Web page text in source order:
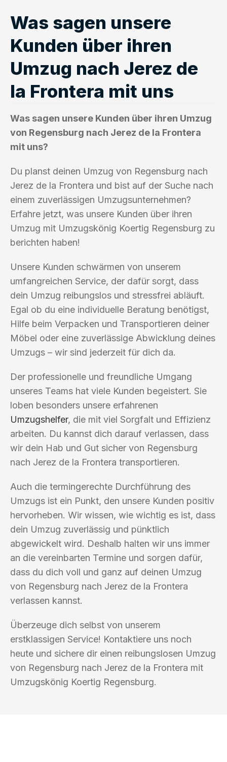
Was sagen unsere
Kunden über ihren
Umzug nach Jerez de
la Frontera mit uns
Was sagen unsere Kunden über ihren Umzug
von Regensburg nach Jerez de la Frontera
mit uns?
Du planst deinen Umzug von Regensburg nach
Jerez de la Frontera und bist auf der Suche nach
einem zuverlässigen Umzugsunternehmen?
Erfahre jetzt, was unsere Kunden über ihren
Umzug mit Umzugskönig Koertig Regensburg zu
berichten haben!
Unsere Kunden schwärmen von unserem
umfangreichen Service, der dafür sorgt, dass
dein Umzug reibungslos und stressfrei abläuft.
Egal ob du eine individuelle Beratung benötigst,
Hilfe beim Verpacken und Transportieren deiner
Möbel oder eine zuverlässige Abwicklung deines
Umzugs – wir sind jederzeit für dich da.
Der professionelle und freundliche Umgang
unseres Teams hat viele Kunden begeistert. Sie
loben besonders unsere erfahrenen
Umzugshelfer, die mit viel Sorgfalt und Effizienz
arbeiten. Du kannst dich darauf verlassen, dass
wir dein Hab und Gut sicher von Regensburg
nach Jerez de la Frontera transportieren.
Auch die termingerechte Durchführung des
Umzugs ist ein Punkt, den unsere Kunden positiv
hervorheben. Wir wissen, wie wichtig es ist, dass
dein Umzug zuverlässig und pünktlich
abgewickelt wird. Deshalb halten wir uns immer
an die vereinbarten Termine und sorgen dafür,
dass du dich voll und ganz auf deinen Umzug
von Regensburg nach Jerez de la Frontera
verlassen kannst.
Überzeuge dich selbst von unserem
erstklassigen Service! Kontaktiere uns noch
heute und sichere dir einen reibungslosen Umzug
von Regensburg nach Jerez de la Frontera mit
Umzugskönig Koertig Regensburg.